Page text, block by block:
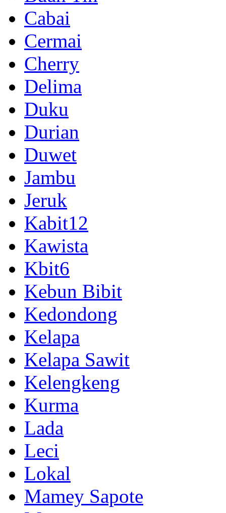
Cabai
Cermai
Cherry
Delima
Duku
Durian
Duwet
Jambu
Jeruk
Kabit12
Kawista
Kbit6
Kebun Bibit
Kedondong
Kelapa
Kelapa Sawit
Kelengkeng
Kurma
Lada
Leci
Lokal
Mamey Sapote